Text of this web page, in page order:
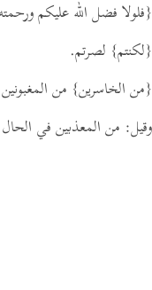
{فلولا فضل الله عليكم
{لكنتم} لصرتم.
{من الخاسرين} من
وقيل: من المعذبين في